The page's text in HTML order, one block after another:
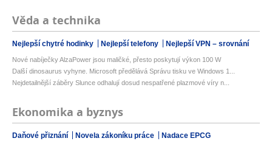
Věda a technika
Nejlepší chytré hodinky Nejlepší telefony Nejlepší VPN – srovnání
Nové nabíječky AlzaPower jsou maličké, přesto poskytují výkon 100 W
Další dinosaurus vyhyne. Microsoft předělává Správu tisku ve Windows 1...
Nejdetailnější záběry Slunce odhalují dosud nespatřené plazmové víry n...
Ekonomika a byznys
Daňové přiznání Novela zákoníku práce Nadace EPCG